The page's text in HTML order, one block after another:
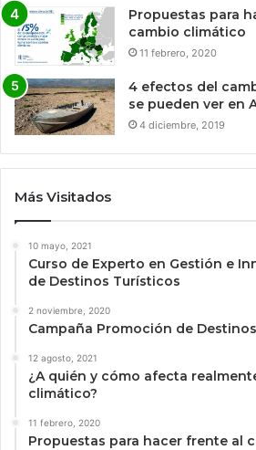
Propuestas para
cambio climático
11 febrero, 2020
4 efectos del
se pueden ver en
4 diciembre, 2019
Más Visitados
10 mayo, 2021
Curso de Experto en Gestión e
de Destinos Turísticos
2 noviembre, 2020
Campaña Promoción de
12 agosto, 2021
¿A quién y cómo afecta
climático?
11 febrero, 2020
Propuestas para hacer frente al